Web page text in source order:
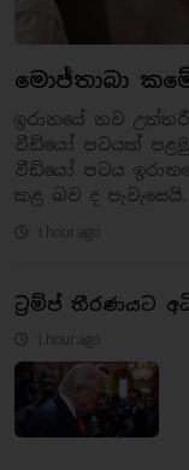
මොජ්තාබා
ඉරානයේ නව
වීඩියෝ පටයක්
වීඩියෝ පටය
කළ බව ද
1 hour ago
ට්‍රම්ප් තීරණයට
1 hour ago